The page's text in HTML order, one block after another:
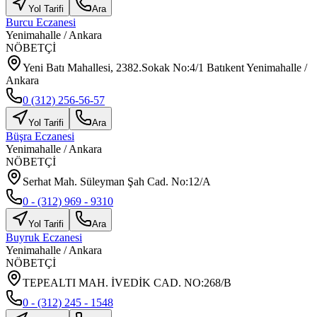
Yol Tarifi Ara
Burcu Eczanesi
Yenimahalle /Ankara
NÖBETÇİ
Yeni Batı Mahallesi, 2382.Sokak No:4/1 Batıkent Yenimahalle /
Ankara
0 (312) 256-56-57
Yol Tarifi Ara
Büşra Eczanesi
Yenimahalle /Ankara
NÖBETÇİ
Serhat Mah. Süleyman Şah Cad. No:12/A
0 - (312) 969 - 9310
Yol Tarifi Ara
Buyruk Eczanesi
Yenimahalle /Ankara
NÖBETÇİ
TEPEALTI MAH. İVEDİK CAD. NO:268/B
0 - (312) 245 - 1548